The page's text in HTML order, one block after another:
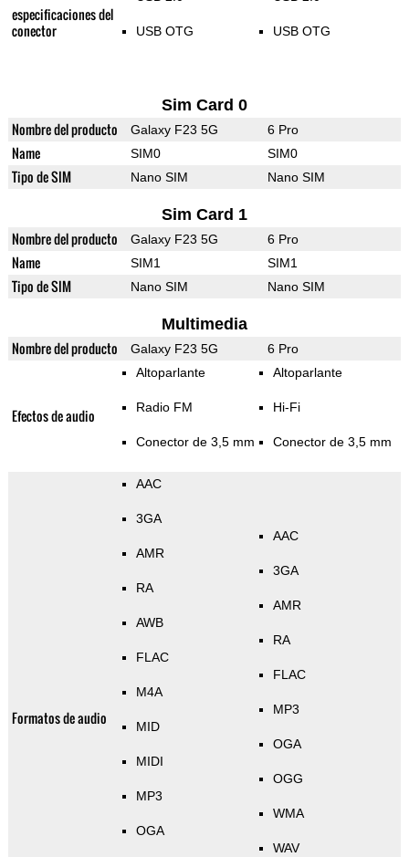
especificaciones del
conector
USB OTG USB OTG
Sim Card 0
Nombre del producto Galaxy F23 5G 6 Pro
Name SIM0 SIM0
Tipo de SIM Nano SIM Nano SIM
Sim Card 1
Nombre del producto Galaxy F23 5G 6 Pro
Name SIM1 SIM1
Tipo de SIM Nano SIM Nano SIM
Multimedia
Nombre del producto Galaxy F23 5G 6 Pro
Efectos de audio
Altoparlante
Radio FM
Conector de 3,5 mm
Altoparlante
Hi-Fi
Conector de 3,5 mm
Formatos de audio
AAC
3GA
AMR
RA
AWB
FLAC
M4A
MID
MIDI
MP3
OGA
AAC
3GA
AMR
RA
FLAC
MP3
OGA
OGG
WMA
WAV